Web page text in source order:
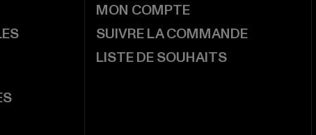
MON COMPTE
SUIVRE LA COMMANDE
LISTE DE SOUHAITS